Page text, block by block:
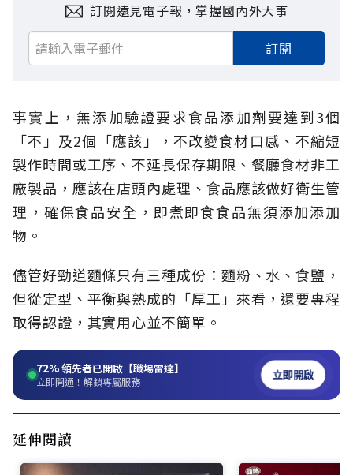
訂閱遠見電子報，掌握國內外大事
訂閱
事實上，無添加驗證要求食品添加劑要達到3個
「不」及2個「應該」，不改變食材口感、不縮短
製作時間或工序、不延長保存期限、餐廳食材非工
廠製品，應該在店頭內處理、食品應該做好衛生管
理，確保食品安全，即煮即食食品無須添加添加
物。
儘管好勁道麵條只有三種成份：麵粉、水、食鹽，
但從定型、平衡與熟成的「厚工」來看，還要專程
取得認證，其實用心並不簡單。
72%領先者已開啟【職場雷達】
立即開通！解鎖專屬服務 立即開啟
延伸閱讀